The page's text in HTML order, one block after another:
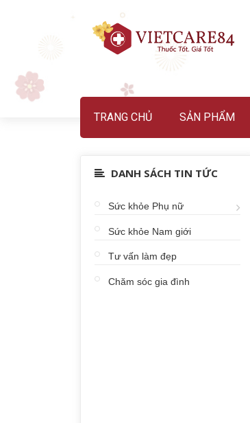
TRANG CHỦ SẢN PHẨM
DANH SÁCH TIN TỨC
Sức khỏe Phụ nữ
Sức khỏe Nam giới
Tư vấn làm đẹp
Chăm sóc gia đình